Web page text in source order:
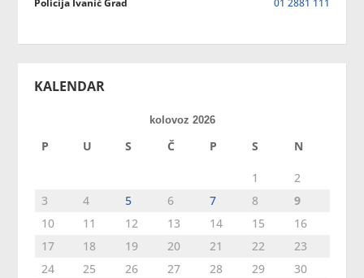
Policija Ivanić Grad 01 2881 111
KALENDAR
kolovoz 2026
P U S Č P S N
1
2
3
4 5 6 7 8
9
10
11 12 13 14 15
16
17
18 19 20 21 22
23
24
25 26 27 28 29
30